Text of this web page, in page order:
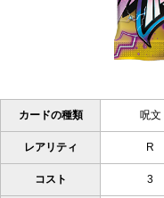
カードの種類 呪文
レアリティ R
コスト 3